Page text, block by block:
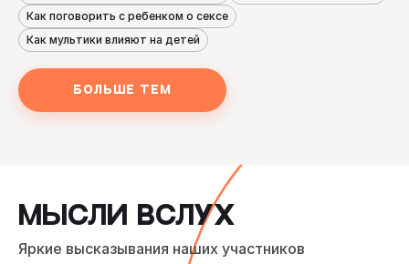
Как поговорить с ребенком о сексе
Как мультики влияют на детей
БОЛЬШЕ ТЕМ
МЫСЛИ ВСЛУХ
Яркие высказывания наших участников